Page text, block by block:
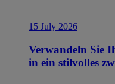
15 July 2026
Verwandeln Sie
in ein stilvolles